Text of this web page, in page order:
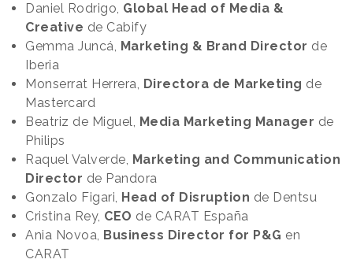
Daniel Rodrigo, Global Head of Media &
Creative de Cabify
Gemma Juncá, Marketing & Brand Director de
Iberia
Monserrat Herrera, Directora de Marketing de
Mastercard
Beatriz de Miguel, Media Marketing Manager de
Philips
Raquel Valverde, Marketing and Communication
Director de Pandora
Gonzalo Figari, Head of Disruption de Dentsu
Cristina Rey, CEO de CARAT España
Ania Novoa, Business Director for P&G en
CARAT